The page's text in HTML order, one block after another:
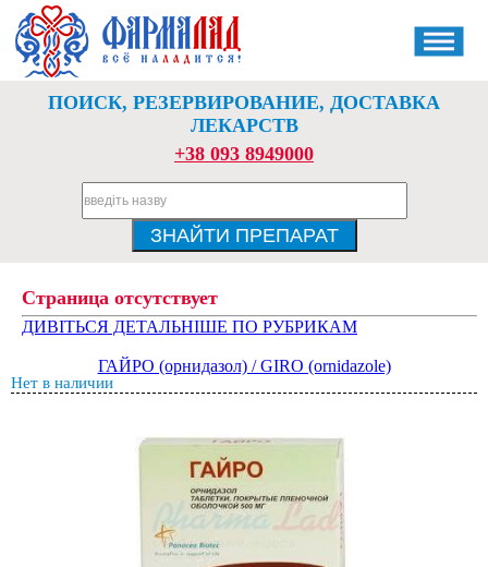
ПОИСК, РЕЗЕРВИРОВАНИЕ, ДОСТАВКА
ЛЕКАРСТВ
+38 093 8949000
Страница отсутствует
ДИВІТЬСЯ ДЕТАЛЬНІШЕ ПО РУБРИКАМ
ГАЙРО (орнидазол) / GIRO (ornidazole)
Нет в наличии